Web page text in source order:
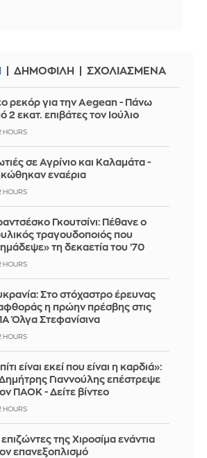
ΔΗΜΟΦΙΛΗ ΣΧΟΛΙΑΣΜΕΝΑ
ρεκόρ για την Aegean - Πάνω
2 εκατ. επιβάτες τον Ιούλιο
HOURS
σε Αγρίνιο και Καλαμάτα -
εναέρια
HOURS
Γκουτσίνι: Πέθανε ο
τραγουδοποιός που
τη δεκαετία του ’70
HOURS
Στο στόχαστρο έρευνας
η πρώην πρέσβης στις
Όλγα Στεφανίσινα
HOURS
είναι εκεί που είναι η καρδιά»:
Γιαννούλης επέστρεψε
ΠΑΟΚ - Δείτε βίντεο
HOURS
επιζώντες της Χιροσίμα ενάντια
επανεξοπλισμό